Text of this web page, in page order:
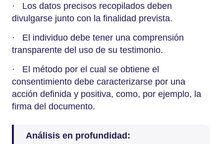
· Los datos precisos recopilados deben
divulgarse junto con la finalidad prevista.
· El individuo debe tener una comprensión
transparente del uso de su testimonio.
· El método por el cual se obtiene el
consentimiento debe caracterizarse por una
acción definida y positiva, como, por ejemplo, la
firma del documento.
Análisis en profundidad: